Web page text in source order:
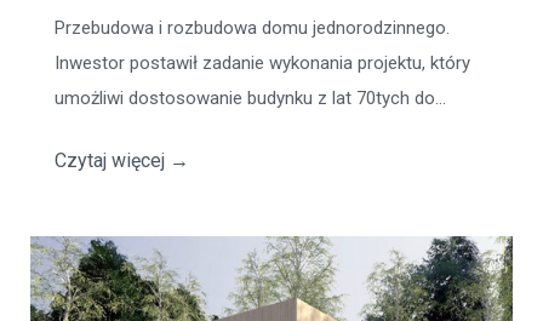
Przebudowa i rozbudowa domu jednorodzinnego.
Inwestor postawił zadanie wykonania projektu, który
umożliwi dostosowanie budynku z lat 70tych do...
Czytaj więcej →